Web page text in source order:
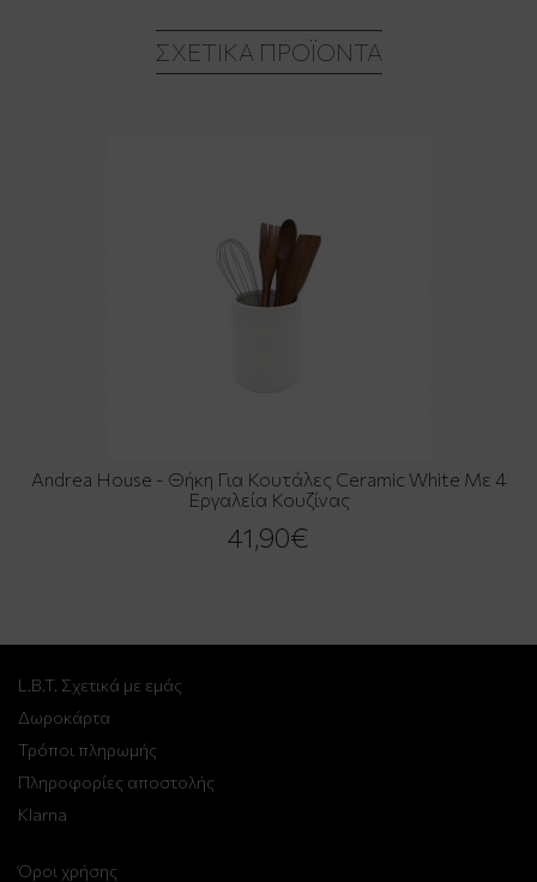
ΣΧΕΤΙΚΆ ΠΡΟΪΌΝΤΑ
Andrea House - Θήκη Για Κουτάλες Ceramic White Με 4
Εργαλεία Κουζίνας
41,90€
L.B.T. Σχετικά με εμάς
Δωροκάρτα
Τρόποι πληρωμής
Πληροφορίες αποστολής
Klarna
Όροι χρήσης